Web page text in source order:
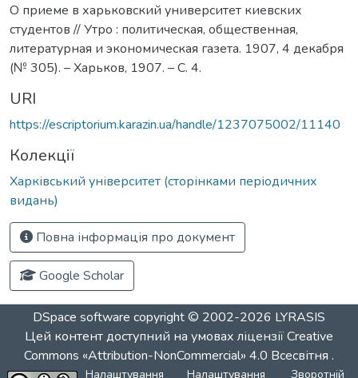
О приеме в харьковский университет киевских
студентов // Утро : политическая, общественная,
литературная и экономическая газета. 1907, 4 декабря
(№ 305). – Харьков, 1907. – С. 4.
URI
https://escriptorium.karazin.ua/handle/1237075002/11140
Колекції
Харківський університет (сторінками періодичних
видань)
Повна інформація про документ
Google Scholar
DSpace software copyright © 2002-2026 LYRASIS
Цей контент доступний на умовах ліцензіїCreative
Commons «Attribution-NonCommercial» 4.0 Всесвітня .
Налаштування Налаштування Зворотній